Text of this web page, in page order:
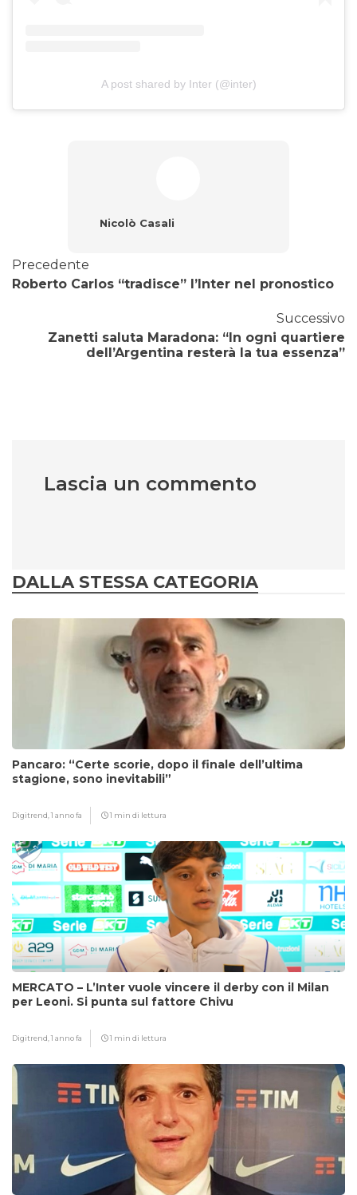
A post shared by Inter (@inter)
Nicolò Casali
Precedente
Roberto Carlos “tradisce” l’Inter nel pronostico
Successivo
Zanetti saluta Maradona: “In ogni quartiere
dell’Argentina resterà la tua essenza”
Lascia un commento
DALLA STESSA CATEGORIA
Pancaro: “Certe scorie, dopo il finale dell’ultima
stagione, sono inevitabili”
Digitrend,1 anno fa 1 min di lettura
MERCATO – L’Inter vuole vincere il derby con il Milan
per Leoni. Si punta sul fattore Chivu
Digitrend,1 anno fa 1 min di lettura